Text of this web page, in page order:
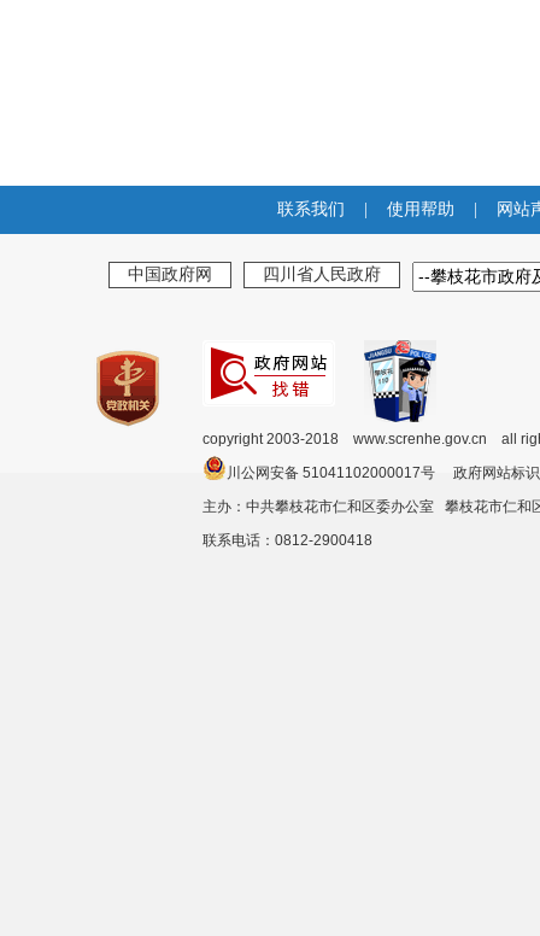
联系我们 使用帮助 网站
中国政府网 四川省人民政府
copyright 2003-2018 www.screnhe.gov.cn all
川公网安备 51041102000017号 政府网站
主办：中共攀枝花市仁和区委办公室 攀枝花市仁
联系电话：0812-2900418